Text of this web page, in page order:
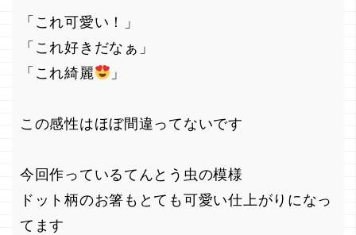
「これ可愛い！」
「これ好きだなぁ」
「これ綺麗
」
この感性はほぼ間違ってないです
今回作っているてんとう虫の模様
ドット柄のお箸もとても可愛い仕上がりになっ
てます